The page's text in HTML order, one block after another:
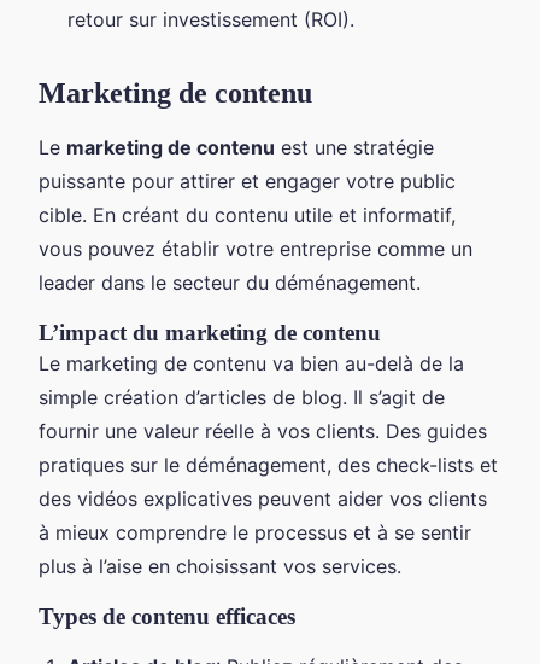
retour sur investissement (ROI).
Marketing de contenu
Le marketing de contenu est une stratégie
puissante pour attirer et engager votre public
cible. En créant du contenu utile et informatif,
vous pouvez établir votre entreprise comme un
leader dans le secteur du déménagement.
L’impact du marketing de contenu
Le marketing de contenu va bien au-delà de la
simple création d’articles de blog. Il s’agit de
fournir une valeur réelle à vos clients. Des guides
pratiques sur le déménagement, des check-lists et
des vidéos explicatives peuvent aider vos clients
à mieux comprendre le processus et à se sentir
plus à l’aise en choisissant vos services.
Types de contenu efficaces